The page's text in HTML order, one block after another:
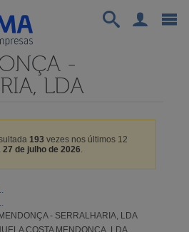
-
LDA
193 vezes nos últimos 12
27 de julho de 2026.
- SERRALHARIA, LDA
COSTA MENDONÇA, LDA